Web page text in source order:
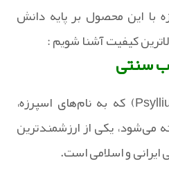
با این محصول بر پایه دانش
کیفیت آشنا شویم :
سنتی
(Psyllium Husk) که به نام‌های اسپرزه،
می‌شود، یکی از ارزشمندترین
و اسلامی است.